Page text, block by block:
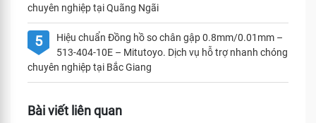
chuyên nghiệp tại Quãng Ngãi
5
Hiệu chuẩn Đồng hồ so chân gập 0.8mm/0.01mm –
513-404-10E – Mitutoyo. Dịch vụ hỗ trợ nhanh chóng
chuyên nghiệp tại Bắc Giang
Bài viết liên quan